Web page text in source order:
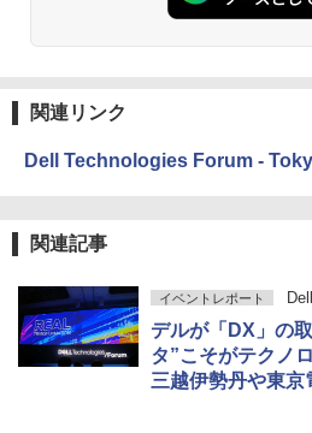
関連リンク
Dell Technologies Forum -
関連記事
イベントレポート
デルが「DX」の
タ”こそがテクノ
三越伊勢丹や東